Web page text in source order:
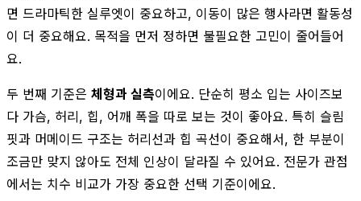
면 드라마틱한 실루엣이 중요하고, 이동이 많은 행사라면 활동성
이 더 중요해요. 목적을 먼저 정하면 불필요한 고민이 줄어들어
요.
두 번째 기준은 체형과 실측이에요. 단순히 평소 입는 사이즈보
다 가슴, 허리, 힙, 어깨 폭을 따로 보는 것이 좋아요. 특히 슬림
핏과 머메이드 구조는 허리선과 힙 곡선이 중요해서, 한 부분이
조금만 맞지 않아도 전체 인상이 달라질 수 있어요. 전문가 관점
에서는 치수 비교가 가장 중요한 선택 기준이에요.